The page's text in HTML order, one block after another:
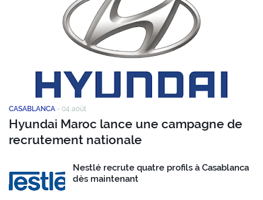
CASABLANCA - 04 août
Hyundai Maroc lance une campagne de
recrutement nationale
Nestlé recrute quatre profils à Casablanca
dès maintenant